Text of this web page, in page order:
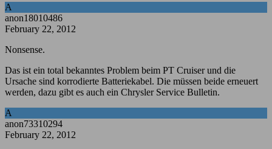
A
anon18010486
February 22, 2012
Nonsense.
Das ist ein total bekanntes Problem beim PT Cruiser und die
Ursache sind korrodierte Batteriekabel. Die müssen beide erneuert
werden, dazu gibt es auch ein Chrysler Service Bulletin.
A
anon73310294
February 22, 2012